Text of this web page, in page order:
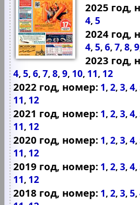
2025 год,
4, 5
2024 год,
4, 5,6,7,8,9
2023 год,
4, 5,6,7,8,9, 10, 11, 12
2022 год, номер: 1,2,3,4,
11, 12
2021 год, номер: 1,2,3,4,
11, 12
2020 год, номер: 1,2,3,4,
11, 12
2019 год, номер: 1,2,3,4,
11, 12
2018 год, номер: 1,2,3, 5,